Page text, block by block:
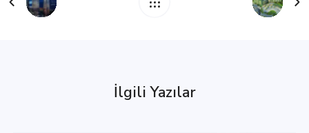
İlgili Yazılar